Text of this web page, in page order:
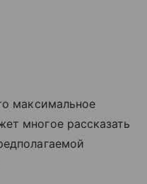
максимальное
многое рассказать